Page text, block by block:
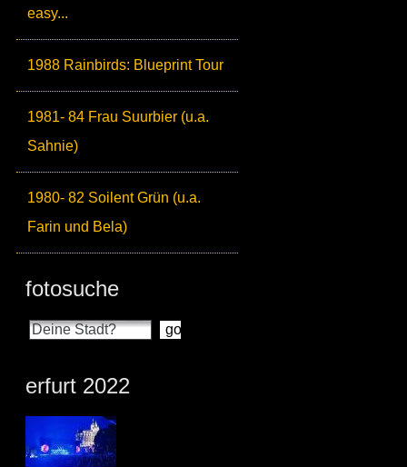
easy...
1988 Rainbirds: Blueprint Tour
1981- 84 Frau Suurbier (u.a.
Sahnie)
1980- 82 Soilent Grün (u.a.
Farin und Bela)
fotosuche
erfurt 2022